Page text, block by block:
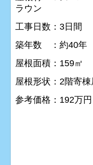
ラウン
工事日数：3日間
築年数 ：約40年
屋根面積：159㎡
屋根形状：2階寄
参考価格：192万